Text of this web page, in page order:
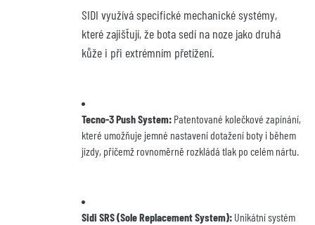
SIDI využívá specifické mechanické systémy,
které zajišťují, že bota sedí na noze jako druhá
kůže i při extrémním přetížení.
Tecno-3 Push System: Patentované kolečkové zapínání,
které umožňuje jemné nastavení dotažení boty i během
jízdy, přičemž rovnoměrně rozkládá tlak po celém nártu.
Sidi SRS (Sole Replacement System): Unikátní systém